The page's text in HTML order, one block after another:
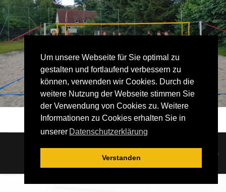
Um unsere Webseite für Sie optimal zu
gestalten und fortlaufend verbessern zu
können, verwenden wir Cookies. Durch die
weitere Nutzung der Webseite stimmen Sie
der Verwendung von Cookies zu. Weitere
Informationen zu Cookies erhalten Sie in
unserer Datenschutzerklärung
Verstanden
© 2026 LWV Geringswalde